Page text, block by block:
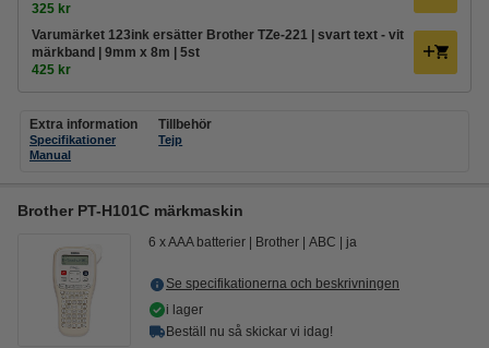
325 kr
Varumärket 123ink ersätter Brother TZe-221 | svart text - vit
märkband | 9mm x 8m | 5st
425 kr
Extra information
Specifikationer
Manual
Tillbehör
Tejp
Brother PT-H101C märkmaskin
6 x AAA batterier Brother ABC ja
Se specifikationerna och beskrivningen
i lager
Beställ nu så skickar vi idag!